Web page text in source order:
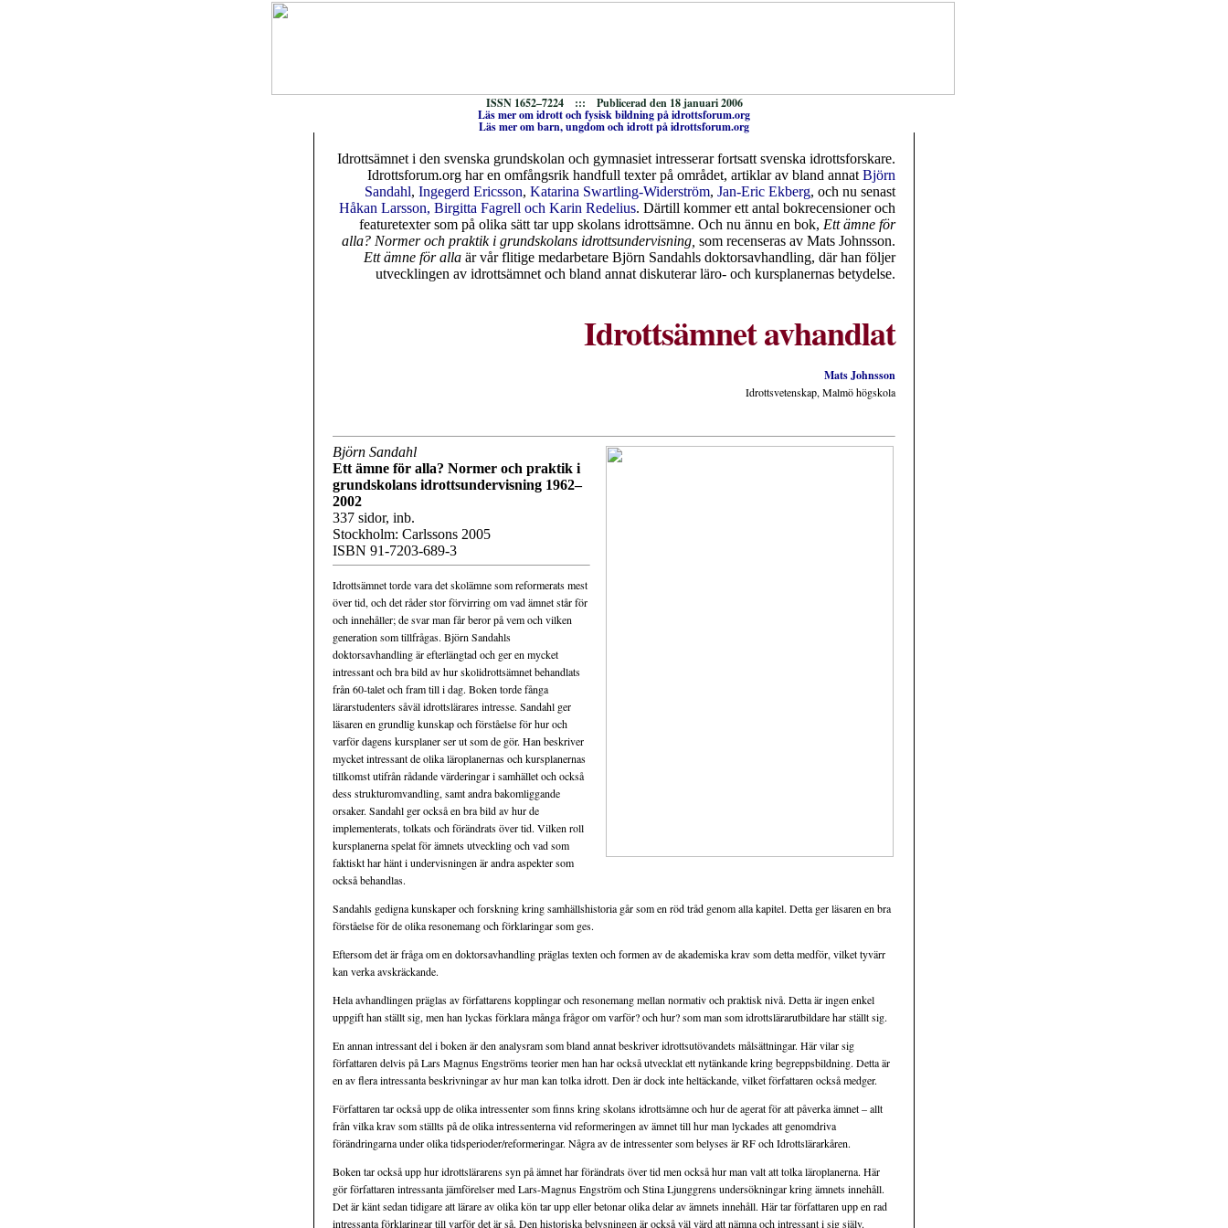
ISSN 1652–7224 ::: Publicerad den 18 januari 2006
Läs mer om idrott och fysisk bildning på idrottsforum.org
Läs mer om barn, ungdom och idrott på idrottsforum.org
Idrottsämnet i den svenska grundskolan och gymnasiet intresserar fortsatt svenska idrottsforskare.
Idrottsforum.org har en omfångsrik handfull texter på området, artiklar av bland annat Björn
Sandahl, Ingegerd Ericsson, Katarina Swartling-Widerström, Jan-Eric Ekberg, och nu senast
Håkan Larsson, Birgitta Fagrell och Karin Redelius. Därtill kommer ett antal bokrecensioner och
featuretexter som på olika sätt tar upp skolans idrottsämne. Och nu ännu en bok, Ett ämne för
alla? Normer och praktik i grundskolans idrottsundervisning, som recenseras av Mats Johnsson.
Ett ämne för alla är vår flitige medarbetare Björn Sandahls doktorsavhandling, där han följer
utvecklingen av idrottsämnet och bland annat diskuterar läro- och kursplanernas betydelse.
Idrottsämnet avhandlat
Mats Johnsson
Idrottsvetenskap, Malmö högskola
Björn Sandahl
Ett ämne för alla? Normer och praktik i
grundskolans idrottsundervisning 1962–
2002
337 sidor, inb.
Stockholm: Carlssons 2005
ISBN 91-7203-689-3
Idrottsämnet torde vara det skolämne som reformerats mest
över tid, och det råder stor förvirring om vad ämnet står för
och innehåller; de svar man får beror på vem och vilken
generation som tillfrågas. Björn Sandahls
doktorsavhandling är efterlängtad och ger en mycket
intressant och bra bild av hur skolidrottsämnet behandlats
från 60-talet och fram till i dag. Boken torde fånga
lärarstudenters såväl idrottslärares intresse. Sandahl ger
läsaren en grundlig kunskap och förståelse för hur och
varför dagens kursplaner ser ut som de gör. Han beskriver
mycket intressant de olika läroplanernas och kursplanernas
tillkomst utifrån rådande värderingar i samhället och också
dess strukturomvandling, samt andra bakomliggande
orsaker. Sandahl ger också en bra bild av hur de
implementerats, tolkats och förändrats över tid. Vilken roll
kursplanerna spelat för ämnets utveckling och vad som
faktiskt har hänt i undervisningen är andra aspekter som
också behandlas.
Sandahls gedigna kunskaper och forskning kring samhällshistoria går som en röd tråd genom alla kapitel. Detta ger läsaren en bra
förståelse för de olika resonemang och förklaringar som ges.
Eftersom det är fråga om en doktorsavhandling präglas texten och formen av de akademiska krav som detta medför, vilket tyvärr
kan verka avskräckande.
Hela avhandlingen präglas av författarens kopplingar och resonemang mellan normativ och praktisk nivå. Detta är ingen enkel
uppgift han ställt sig, men han lyckas förklara många frågor om varför? och hur? som man som idrottslärarutbildare har ställt sig.
En annan intressant del i boken är den analysram som bland annat beskriver idrottsutövandets målsättningar. Här vilar sig
författaren delvis på Lars Magnus Engströms teorier men han har också utvecklat ett nytänkande kring begreppsbildning. Detta är
en av flera intressanta beskrivningar av hur man kan tolka idrott. Den är dock inte heltäckande, vilket författaren också medger.
Författaren tar också upp de olika intressenter som finns kring skolans idrottsämne och hur de agerat för att påverka ämnet – allt
från vilka krav som ställts på de olika intressenterna vid reformeringen av ämnet till hur man lyckades att genomdriva
förändringarna under olika tidsperioder/reformeringar. Några av de intressenter som belyses är RF och Idrottslärarkåren.
Boken tar också upp hur idrottslärarens syn på ämnet har förändrats över tid men också hur man valt att tolka läroplanerna. Här
gör författaren intressanta jämförelser med Lars-Magnus Engström och Stina Ljunggrens undersökningar kring ämnets innehåll.
Det är känt sedan tidigare att lärare av olika kön tar upp eller betonar olika delar av ämnets innehåll. Här tar författaren upp en rad
intressanta förklaringar till varför det är så. Den historiska belysningen är också väl värd att nämna och intressant i sig själv.